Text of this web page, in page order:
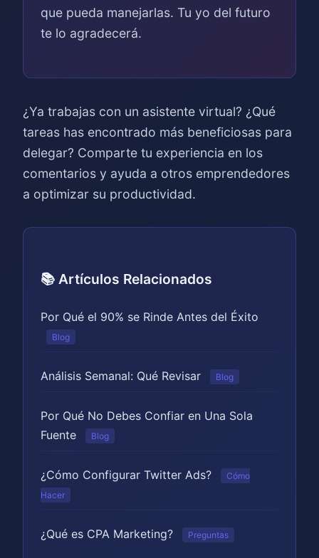
que pueda manejarlas. Tu yo del futuro
te lo agradecerá.
¿Ya trabajas con un asistente virtual? ¿Qué
tareas has encontrado más beneficiosas para
delegar? Comparte tu experiencia en los
comentarios y ayuda a otros emprendedores
a optimizar su productividad.
📚 Artículos Relacionados
Por Qué el 90% se Rinde Antes del Éxito
Blog
Análisis Semanal: Qué Revisar Blog
Por Qué No Debes Confiar en Una Sola
Fuente
Blog
¿Cómo Configurar Twitter Ads?
Cómo
Hacer
¿Qué es CPA Marketing? Preguntas